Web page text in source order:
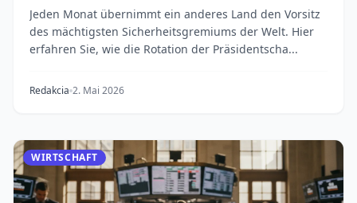
Jeden Monat übernimmt ein anderes Land den Vorsitz
des mächtigsten Sicherheitsgremiums der Welt. Hier
erfahren Sie, wie die Rotation der Präsidentscha...
Redakcia 2. Mai 2026
WIRTSCHAFT